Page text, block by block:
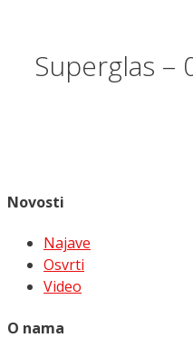
Superglas –
Novosti
Najave
Osvrti
Video
O nama